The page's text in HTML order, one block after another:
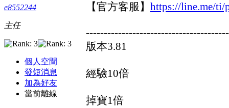
e8552244
主任
個人空間
發短消息
加為好友
當前離線
【官方客服】 https://line.me/ti/
版本3.81
經驗10倍
掉寶1倍